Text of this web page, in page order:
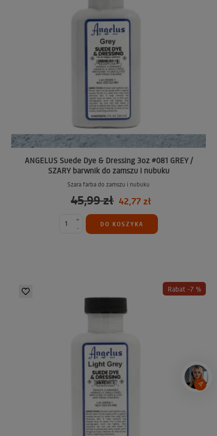
ANGELUS Suede Dye & Dressing 3oz #081 GREY /
SZARY barwnik do zamszu i nubuku
Szara farba do zamszu i nubuku
45,99 zł 42,77 zł
-
+
DO KOSZYKA
Rabat -7 %